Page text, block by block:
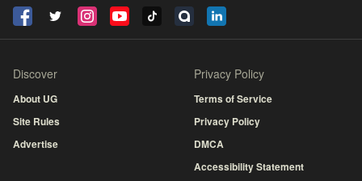
Discover
About UG
Site Rules
Advertise
Privacy Policy
Terms of Service
Privacy Policy
DMCA
Accessibility Statement